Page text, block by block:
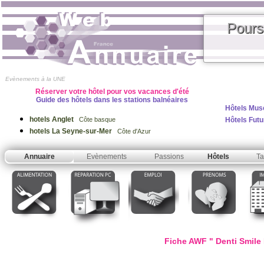
Evènements à la UNE
Réserver votre hôtel pour vos vacances d'été
Guide des hôtels dans les stations balnéaires
hotels Anglet Côte basque
hotels La Seyne-sur-Mer Côte d'Azur
Hôtels
Hôtels
Annuaire Evènements Passions Hôtels
Fiche AWF " Denti